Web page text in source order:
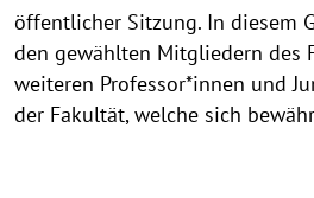
öffentlicher Sitzung. In diesem
den gewählten Mitgliedern des
weiteren Professor*innen und
der Fakultät, welche sich